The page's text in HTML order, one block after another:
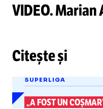
VIDEO. Marian
Citește și
SUPERLIGA
„A FOST UN